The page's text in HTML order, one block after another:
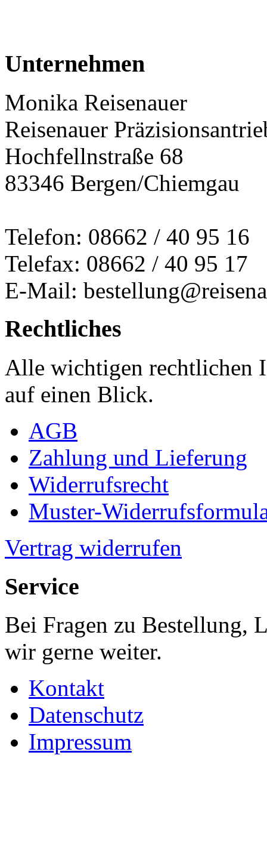
Unternehmen
Monika Reisenauer
Reisenauer
Hochfellnstraße 68
83346 Bergen/Chiemgau
Telefon: 08662 / 40 95 16
Telefax: 08662 / 40 95 17
E-Mail:
Rechtliches
Alle wichtigen rechtlichen
auf einen Blick.
AGB
Zahlung und Lieferung
Widerrufsrecht
Muster-
Vertrag widerrufen
Service
Bei Fragen zu Bestellung,
wir gerne weiter.
Kontakt
Datenschutz
Impressum